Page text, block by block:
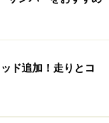
をご確認くださ
ド追加！走りとコ